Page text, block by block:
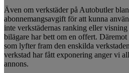
Även om verkstäder på Autobutler
abonnemangsavgift för att kunna
inte verkstädernas ranking eller
bilägare har bett om en offert.
som lyfter fram den enskilda
verkstad har fått exponering anger vi
annons.